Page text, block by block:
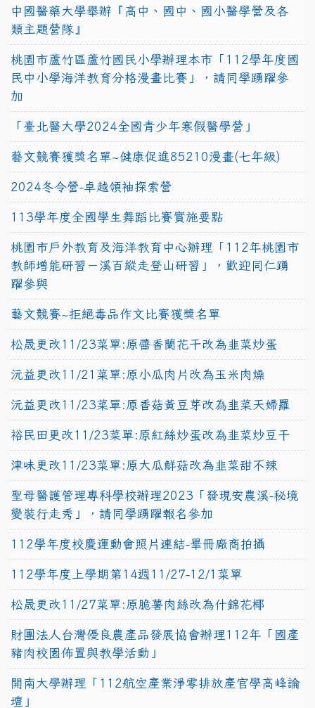
中國醫藥大學舉辦『高中、國中、國小醫學營及各
類主題營隊』
桃園市蘆竹區蘆竹國民小學辦理本市「112學年度國
民中小學海洋教育分格漫畫比賽」，請同學踴躍參
加
「臺北醫大學2024全國青少年寒假醫學營」
藝文競賽獲獎名單~健康促進85210漫畫(七年級)
2024冬令營-卓越領袖探索營
113學年度全國學生舞蹈比賽實施要點
桃園市戶外教育及海洋教育中心辦理「112年桃園市
教師增能研習－溪百縱走登山研習」，歡迎同仁踴
躍參與
藝文競賽~拒絕毒品作文比賽獲獎名單
松晟更改11/23菜單:原醬香蘭花干改為韭菜炒蛋
沅益更改11/21菜單:原小瓜肉片改為玉米肉燥
沅益更改11/23菜單:原香菇黃豆芽改為韭菜天婦羅
裕民田更改11/23菜單:原紅絲炒蛋改為韭菜炒豆干
津味更改11/23菜單:原大瓜鮮菇改為韭菜甜不辣
聖母醫護管理專科學校辦理2023「發現安農溪-秘境
變裝行走秀」，請同學踴躍報名參加
112學年度校慶運動會照片連結-畢冊廠商拍攝
112學年度上學期第14週11/27-12/1菜單
松晟更改11/27菜單:原脆薯肉絲改為什錦花椰
財團法人台灣優良農產品發展協會辦理112年「國產
豬肉校園佈置與教學活動」
開南大學辦理「112航空產業淨零排放產官學高峰論
壇」